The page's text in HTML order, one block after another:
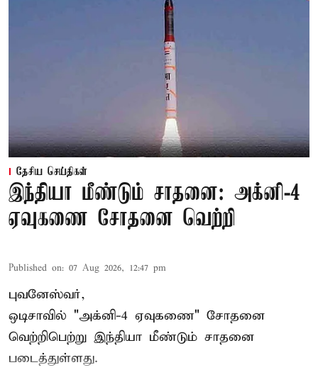
தேசிய செய்திகள்
இந்தியா மீண்டும் சாதனை: அக்னி-4
ஏவுகணை சோதனை வெற்றி
Published on: 07 Aug 2026, 12:47 pm
புவனேஸ்வர்,
ஒடிசாவில் "அக்னி-4 ஏவுகணை" சோதனை
வெற்றிபெற்று இந்தியா மீண்டும் சாதனை
படைத்துள்ளது.